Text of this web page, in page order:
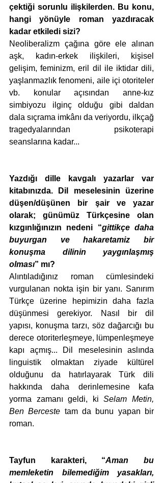
çektiği sorunlu ilişkilerden. Bu konu,
hangi yönüyle roman yazdıracak
kadar etkiledi sizi?
Neoliberalizm çağına göre ele alınan
aşk, kadın-erkek ilişkileri, kişisel
gelişim, feminizm, eril dil ile iktidar dili,
yaşlanmazlık fenomeni, aile içi otoriteler
vb. konular açısından anne-kız
simbiyozu ilginç olduğu gibi daldan
dala sıçrama imkânı da veriyordu, ilkçağ
tragedyalarından psikoterapi
seanslarına kadar...
Yazdığı dille kavgalı yazarlar var
kitabınızda. Dil meselesinin üzerine
düşen/düşünen bir şair ve yazar
olarak; günümüz Türkçesine olan
kızgınlığınızın nedeni “gittikçe daha
buyurgan ve hakaretamiz bir
konuşma dilinin yaygınlaşmış
olması” mı?
Alıntıladığınız roman cümlesindeki
vurgulanan nokta işin bir yanı. Sanırım
Türkçe üzerine hepimizin daha fazla
düşünmesi gerekiyor. Nasıl bir dil
yapısı, konuşma tarzı, söz dağarcığı bu
derece otoriterleşmeye, lümpenleşmeye
kapı açmış... Dil meselesinin aslında
linguistik olmaktan ziyade kültürel
olduğunu da hatırlayarak Türk dili
hakkında daha derinlemesine kafa
yorma zamanı geldi, ki Selam Metin,
Ben Berceste tam da bunu yapan bir
roman.
Tayfun karakteri, “Aman bu
memleketin bilemediğim yasakları,